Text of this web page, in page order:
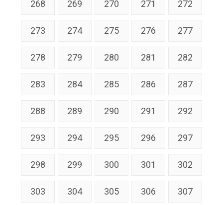
268 269 270 271 272
273 274 275 276 277
278 279 280 281 282
283 284 285 286 287
288 289 290 291 292
293 294 295 296 297
298 299 300 301 302
303 304 305 306 307